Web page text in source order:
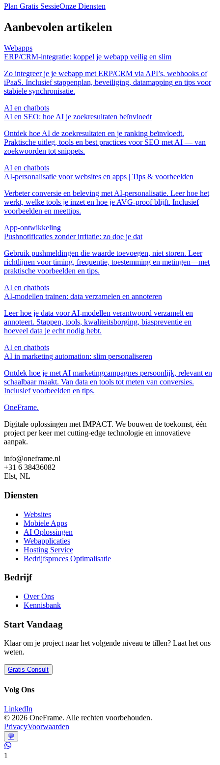
Plan Gratis SessieOnze Diensten
Aanbevolen artikelen
Webapps
ERP/CRM-integratie: koppel je webapp veilig en slim
Zo integreer je je webapp met ERP/CRM via API’s, webhooks of
iPaaS. Inclusief stappenplan, beveiliging, datamapping en tips voor
stabiele synchronisatie.
AI en chatbots
AI en SEO: hoe AI je zoekresultaten beïnvloedt
Ontdek hoe AI de zoekresultaten en je ranking beïnvloedt.
Praktische uitleg, tools en best practices voor SEO met AI — van
zoekwoorden tot snippets.
AI en chatbots
AI‑personalisatie voor websites en apps | Tips & voorbeelden
Verbeter conversie en beleving met AI‑personalisatie. Leer hoe het
werkt, welke tools je inzet en hoe je AVG‑proof blijft. Inclusief
voorbeelden en meettips.
App‑ontwikkeling
Pushnotificaties zonder irritatie: zo doe je dat
Gebruik pushmeldingen die waarde toevoegen, niet storen. Leer
richtlijnen voor timing, frequentie, toestemming en metingen—met
praktische voorbeelden en tips.
AI en chatbots
AI-modellen trainen: data verzamelen en annoteren
Leer hoe je data voor AI-modellen verantwoord verzamelt en
annoteert. Stappen, tools, kwaliteitsborging, biaspreventie en
hoeveel data je echt nodig hebt.
AI en chatbots
AI in marketing automation: slim personaliseren
Ontdek hoe je met AI marketingcampagnes persoonlijk, relevant en
schaalbaar maakt. Van data en tools tot meten van conversies.
Inclusief voorbeelden en tips.
OneFrame.
Digitale oplossingen met IMPACT. We bouwen de toekomst, één
project per keer met cutting-edge technologie en innovatieve
aanpak.
info@oneframe.nl
+31 6 38436082
Elst, NL
Diensten
Websites
Mobiele Apps
AI Oplossingen
Webapplicaties
Hosting Service
Bedrijfsproces Optimalisatie
Bedrijf
Over Ons
Kennisbank
Start Vandaag
Klaar om je project naar het volgende niveau te tillen? Laat het ons
weten.
Gratis Consult
Volg Ons
LinkedIn
© 2026 OneFrame. Alle rechten voorbehouden.
PrivacyVoorwaarden
💬
1